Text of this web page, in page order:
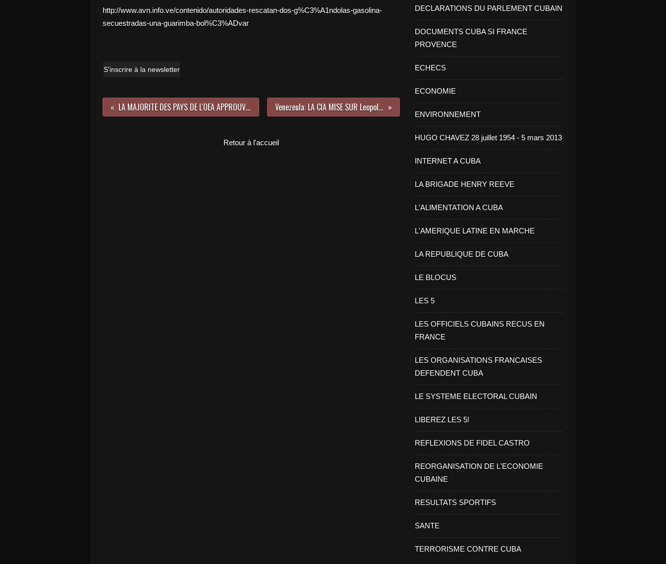
http://www.avn.info.ve/contenido/autoridades-rescatan-dos-g%C3%A1ndolas-gasolina-
secuestradas-una-guarimba-bol%C3%ADvar
S'inscrire à la newsletter
LA MAJORITE DES PAYS DE L'OEA APPROUVE UNE DECLARATION DE SOLIDARITE AVEC LE Venezuela Venezeula: LA CIA MISE SUR Leopoldo Lopez POUR DETRUIRE L'OEUVR DE Chavez
Retour à l'accueil
DECLARATIONS DU PARLEMENT CUBAIN
DOCUMENTS CUBA SI FRANCE
PROVENCE
ECHECS
ECONOMIE
ENVIRONNEMENT
HUGO CHAVEZ 28 juillet 1954 - 5 mars 2013
INTERNET A CUBA
LA BRIGADE HENRY REEVE
L'ALIMENTATION A CUBA
L'AMERIQUE LATINE EN MARCHE
LA REPUBLIQUE DE CUBA
LE BLOCUS
LES 5
LES OFFICIELS CUBAINS RECUS EN
FRANCE
LES ORGANISATIONS FRANCAISES
DEFENDENT CUBA
LE SYSTEME ELECTORAL CUBAIN
LIBEREZ LES 5!
REFLEXIONS DE FIDEL CASTRO
REORGANISATION DE L'ECONOMIE
CUBAINE
RESULTATS SPORTIFS
SANTE
TERRORISME CONTRE CUBA